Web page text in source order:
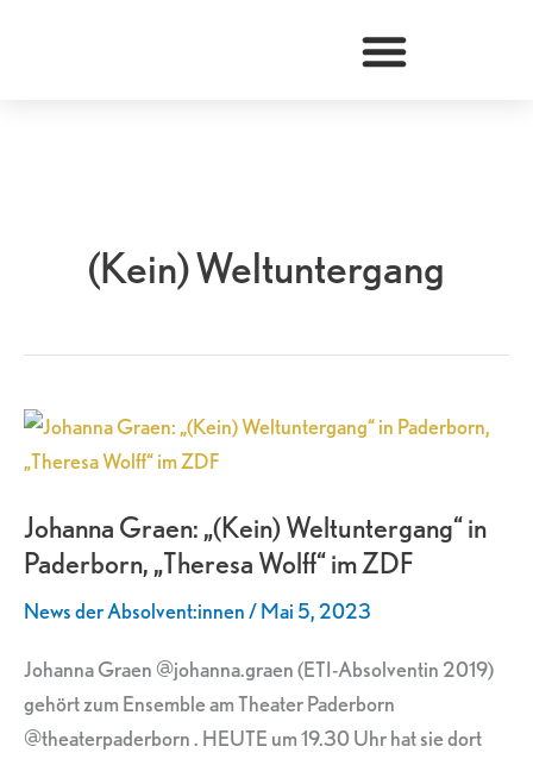
(Kein) Weltuntergang
Johanna Graen: „(Kein) Weltuntergang“ in
Paderborn, „Theresa Wolff“ im ZDF
News der Absolvent:innen/Mai 5, 2023
Johanna Graen @johanna.graen (ETI-Absolventin 2019)
gehört zum Ensemble am Theater Paderborn
@theaterpaderborn . HEUTE um 19.30 Uhr hat sie dort
Johanna
Graen:
Weltuntergang“
in
Paderborn,
Wolff“
im
ZDF